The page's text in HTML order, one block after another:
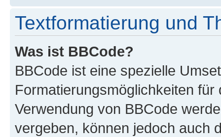
Textformatierung und
Was ist BBCode?
BBCode ist eine spezielle
Formatierungsmöglichkeiten
Verwendung von BBCode
vergeben, können jedoch auch